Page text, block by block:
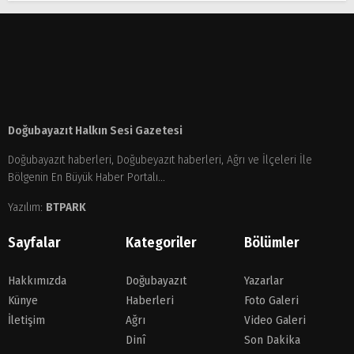
Doğubayazıt Halkın Sesi Gazetesi
Doğubayazıt haberleri, Doğubeyazıt haberleri, Ağrı ve İlçeleri İle
Bölgenin En Büyük Haber Portalı...
Yazılım: BTPARK
Sayfalar
Hakkımızda
Künye
İletişim
Kategoriler
Doğubayazıt
Haberleri
Ağrı
Dinî
Bölümler
Yazarlar
Foto Galeri
Video Galeri
Son Dakika